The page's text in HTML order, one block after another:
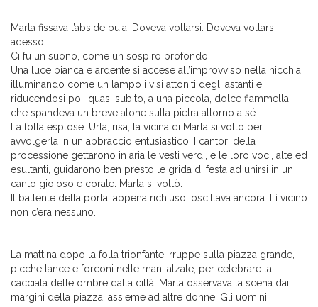
Marta fissava l’abside buia. Doveva voltarsi. Doveva voltarsi
adesso.
Ci fu un suono, come un sospiro profondo.
Una luce bianca e ardente si accese all’improvviso nella nicchia,
illuminando come un lampo i visi attoniti degli astanti e
riducendosi poi, quasi subito, a una piccola, dolce fiammella
che spandeva un breve alone sulla pietra attorno a sé.
La folla esplose. Urla, risa, la vicina di Marta si voltò per
avvolgerla in un abbraccio entusiastico. I cantori della
processione gettarono in aria le vesti verdi, e le loro voci, alte ed
esultanti, guidarono ben presto le grida di festa ad unirsi in un
canto gioioso e corale. Marta si voltò.
Il battente della porta, appena richiuso, oscillava ancora. Lì vicino
non c’era nessuno.
La mattina dopo la folla trionfante irruppe sulla piazza grande,
picche lance e forconi nelle mani alzate, per celebrare la
cacciata delle ombre dalla città. Marta osservava la scena dai
margini della piazza, assieme ad altre donne. Gli uomini